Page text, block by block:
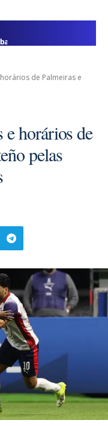
de Palmeiras e
e horários de
pelas